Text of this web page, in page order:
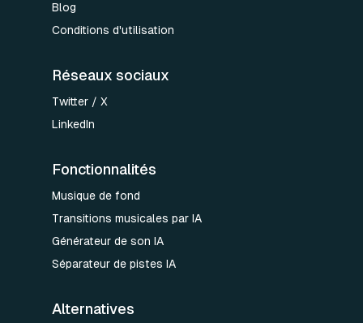
Blog
Conditions d'utilisation
Réseaux sociaux
Twitter / X
LinkedIn
Fonctionnalités
Musique de fond
Transitions musicales par IA
Générateur de son IA
Séparateur de pistes IA
Alternatives